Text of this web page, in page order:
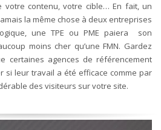
votre contenu, votre cible… En fait, un
la même chose à deux entreprises
une TPE ou PME paiera son
moins cher qu’une FMN. Gardez
certaines agences de référencement
si leur travail a été efficace comme par
des visiteurs sur votre site.